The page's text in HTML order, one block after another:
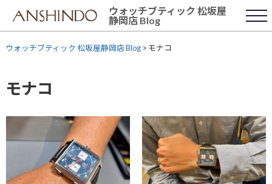
content
ウォッチブティック 松坂屋
静岡店 Blog
ウォッチブティック 松坂屋静岡店 Blog> モナコ
モナコ